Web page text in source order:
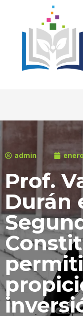
admin
Prof.
Durán